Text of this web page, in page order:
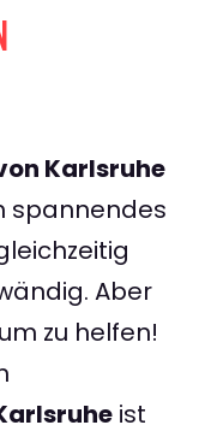
Karlsruhe
spannendes
Aber
zu helfen!
ist